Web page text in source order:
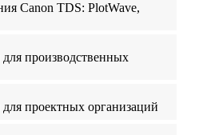
Canon TDS: PlotWave,
производственных
проектных организаций